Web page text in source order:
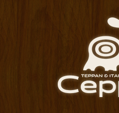
南船場・心斎
「Ceppo（チ
イタリアン「
さまざまなパスタ
ステーキのほか、
にご用意。デート
様にもぴったりで